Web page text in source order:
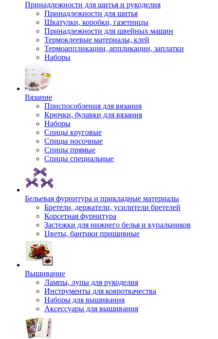
Принадлежности для шитья и рукоделия
Принадлежности для шитья
Шкатулки, коробки, газетницы
Принадлежности для швейных машин
Термоклеевые материалы, клей
Термоаппликации, аппликации, заплатки
Наборы
Вязание
Приспособления для вязания
Крючки, булавки для вязания
Наборы
Спицы круговые
Спицы носочные
Спицы прямые
Спицы специальные
Бельевая фурнитура и прикладные материалы
Бретели, держатели, усилители бретелей
Корсетная фурнитура
Застежки для нижнего белья и купальников
Цветы, бантики пришивные
Вышивание
Лампы, лупы для рукоделия
Инструменты для ковроткачества
Наборы для вышивания
Аксессуары для вышивания